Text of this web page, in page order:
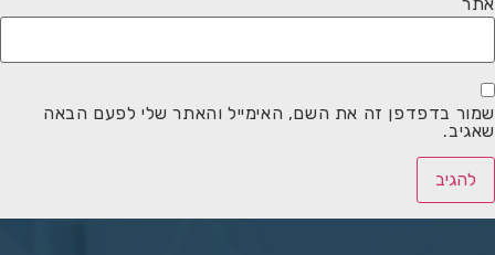
שמור בדפדפן זה את השם, האימייל והאתר שלי לפעם הבאה
שאגיב.